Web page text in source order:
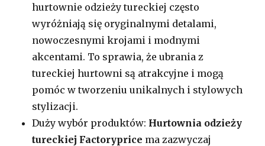
hurtownie odzieży tureckiej często
wyróżniają się oryginalnymi detalami,
nowoczesnymi krojami i modnymi
akcentami. To sprawia, że ubrania z
tureckiej hurtowni są atrakcyjne i mogą
pomóc w tworzeniu unikalnych i stylowych
stylizacji.
Duży wybór produktów: Hurtownia odzieży
tureckiej Factoryprice ma zazwyczaj